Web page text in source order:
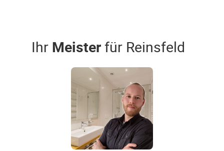
Ihr Meisterfür Reinsfeld